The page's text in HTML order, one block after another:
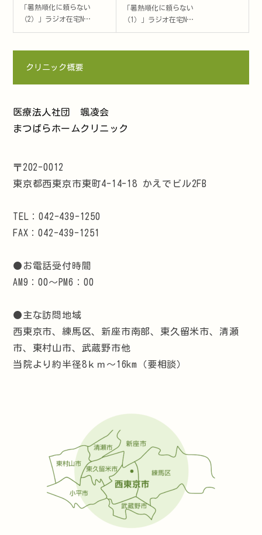
「暑熱順化に頼らない
（2）」ラジオ在宅N…
「暑熱順化に頼らない
（1）」ラジオ在宅N…
クリニック概要
医療法人社団 颯凌会
まつばらホームクリニック
〒202-0012
東京都西東京市東町4-14-18 かえでビル2FB
TEL：042-439-1250
FAX：042-439-1251
●お電話受付時間
AM9：00～PM6：00
●主な訪問地域
西東京市、練馬区、新座市南部、東久留米市、清瀬
市、東村山市、武蔵野市他
当院より約半径8ｋｍ～16km（要相談）